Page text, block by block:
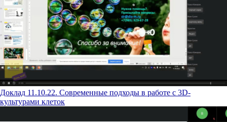
Доклад 11.10.22. Современные подходы в работе с 3D-
культурами клеток